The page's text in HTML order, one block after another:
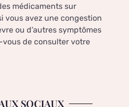
médicaments sur
vous avez une congestion
ou d’autres symptômes
de consulter votre
SOCIAUX